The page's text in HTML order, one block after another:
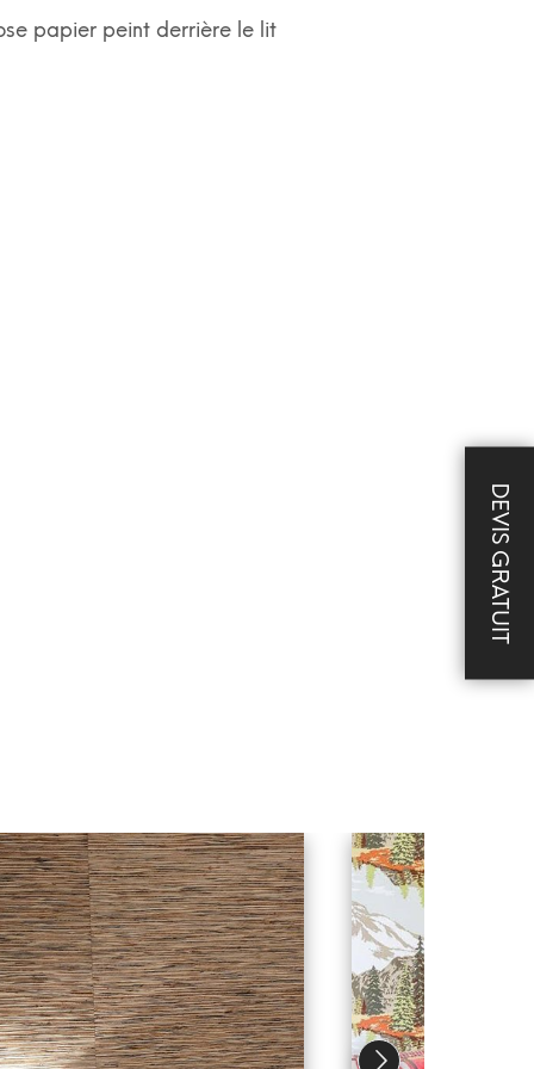
papier peint derrière le lit
DEVIS GRATUIT